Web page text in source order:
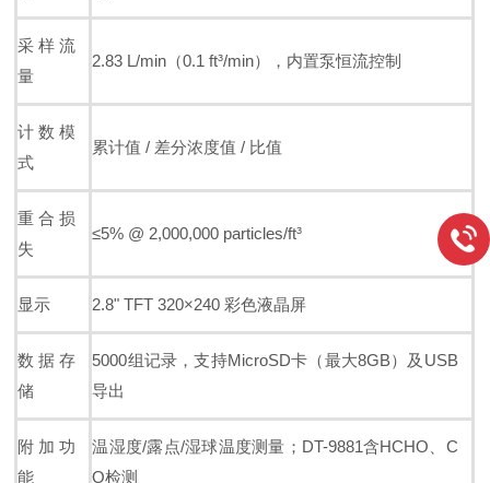
采样流
量
2.83 L/min（0.1 ft³/min），内置泵恒流控制
计数模
式
累计值 / 差分浓度值 / 比值
重合损
失
≤5% @ 2,000,000 particles/ft³
显示 2.8" TFT 320×240 彩色液晶屏
数据存
储
5000组记录，支持MicroSD卡（最大8GB）及USB
导出
附加功
能
温湿度/露点/湿球温度测量；DT-9881含HCHO、C
O检测